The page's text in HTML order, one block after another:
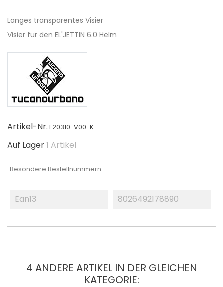
Langes transparentes Visier
Visier für den EL'JETTIN 6.0 Helm
Artikel-Nr. F20310-V00-K
Auf Lager1 Artikel
Besondere Bestellnummern
Ean13 8026492178890
4 ANDERE ARTIKEL IN DER GLEICHEN
KATEGORIE: